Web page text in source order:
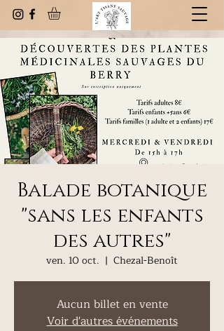
Balade botanique
"sans les enfants
des autres"
ven. 10 oct.
  |
Chezal-Benoît
Aucun billet en vente
Voir d'autres événements